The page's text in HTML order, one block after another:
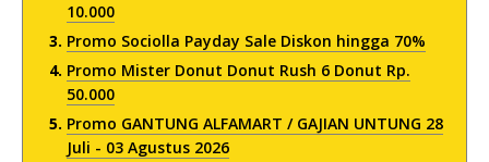
10.000
Promo Sociolla Payday Sale Diskon hingga 70%
Promo Mister Donut Donut Rush 6 Donut Rp.
50.000
Promo GANTUNG ALFAMART / GAJIAN UNTUNG 28
Juli - 03 Agustus 2026